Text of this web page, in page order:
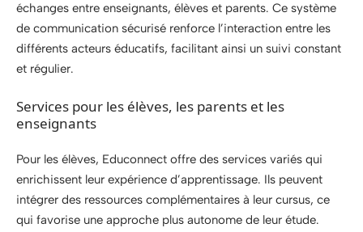
échanges entre enseignants, élèves et parents. Ce système
de communication sécurisé renforce l’interaction entre les
différents acteurs éducatifs, facilitant ainsi un suivi constant
et régulier.
Services pour les élèves, les parents et les
enseignants
Pour les élèves, Educonnect offre des services variés qui
enrichissent leur expérience d’apprentissage. Ils peuvent
intégrer des ressources complémentaires à leur cursus, ce
qui favorise une approche plus autonome de leur étude.